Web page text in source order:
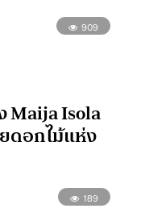
909
Maija Isola
ดอกไม้แห่ง
189